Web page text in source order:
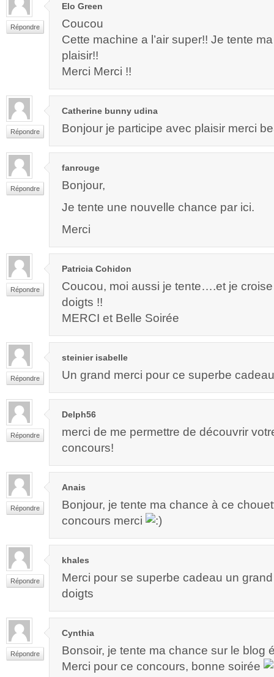
Répondre
Elo Green
Coucou
Cette machine a l’air super!! Je tente
plaisir!!
Merci Merci !!
Répondre
Catherine bunny udina
Bonjour je participe avec plaisir merci
Répondre
fanrouge
Bonjour,
Je tente une nouvelle chance par ici.
Merci
Répondre
Patricia Cohidon
Coucou, moi aussi je tente….et je
doigts !!
MERCI et Belle Soirée
Répondre
steinier isabelle
Un grand merci pour ce superbe
Répondre
Delph56
merci de me permettre de découvrir
concours!
Répondre
Anais
Bonjour, je tente ma chance à ce
concours merci
Répondre
khales
Merci pour se superbe cadeau un
doigts
Répondre
Cynthia
Bonsoir, je tente ma chance sur le blog
Merci pour ce concours, bonne soirée